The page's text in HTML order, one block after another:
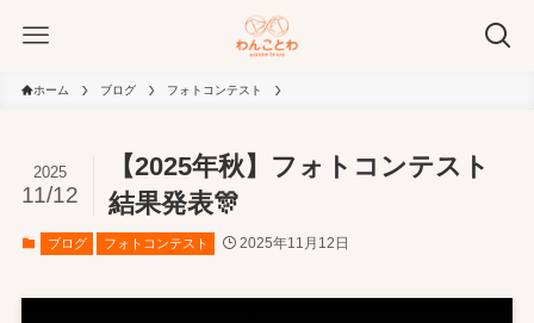
ホーム ブログ フォトコンテスト
【2025年秋】フォトコンテスト
結果発表🎊
2025
11/12
ブログ フォトコンテスト 2025年11月12日